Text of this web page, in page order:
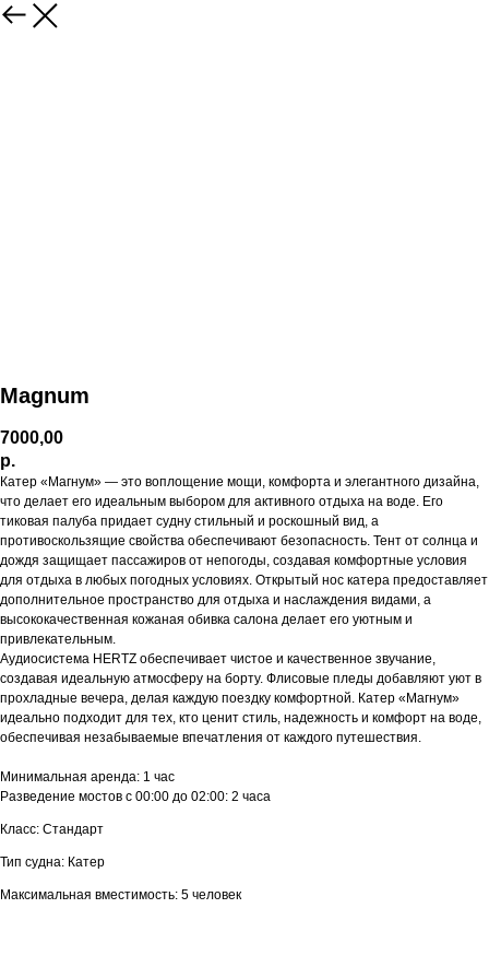
Magnum
7000,00
р.
Катер «Магнум» — это воплощение мощи, комфорта и элегантного дизайна,
что делает его идеальным выбором для активного отдыха на воде. Его
тиковая палуба придает судну стильный и роскошный вид, а
противоскользящие свойства обеспечивают безопасность. Тент от солнца и
дождя защищает пассажиров от непогоды, создавая комфортные условия
для отдыха в любых погодных условиях. Открытый нос катера предоставляет
дополнительное пространство для отдыха и наслаждения видами, а
высококачественная кожаная обивка салона делает его уютным и
привлекательным.
Аудиосистема HERTZ обеспечивает чистое и качественное звучание,
создавая идеальную атмосферу на борту. Флисовые пледы добавляют уют в
прохладные вечера, делая каждую поездку комфортной. Катер «Магнум»
идеально подходит для тех, кто ценит стиль, надежность и комфорт на воде,
обеспечивая незабываемые впечатления от каждого путешествия.
Минимальная аренда: 1 час
Разведение мостов с 00:00 до 02:00: 2 часа
Класс: Стандарт
Тип судна: Катер
Максимальная вместимость: 5 человек